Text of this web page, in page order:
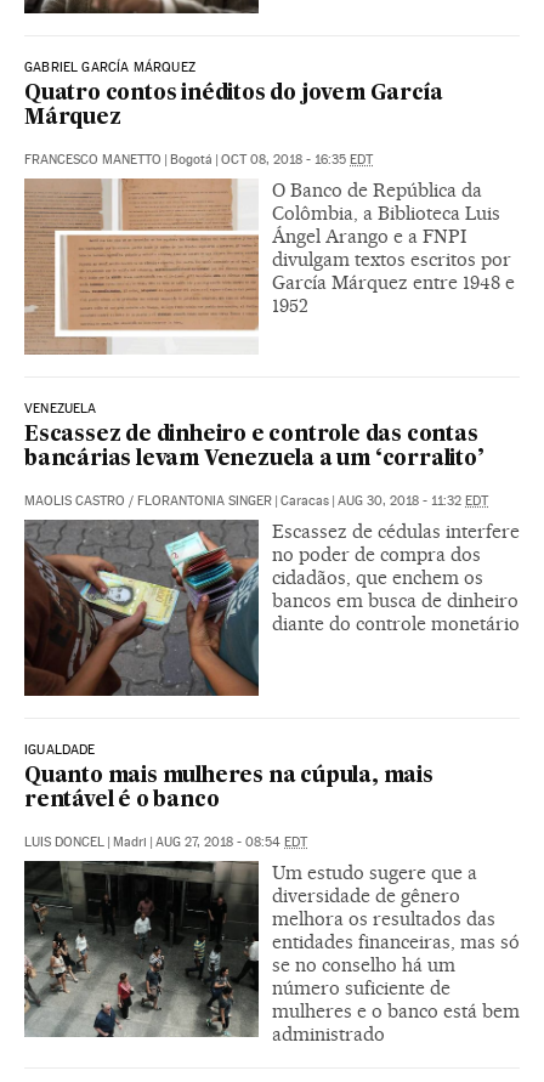
GABRIEL GARCÍA MÁRQUEZ
Quatro contos inéditos do jovem García
Márquez
FRANCESCO MANETTO | Bogotá | OCT 08, 2018 - 16:35 EDT
O Banco de República da
Colômbia, a Biblioteca Luis
Ángel Arango e a FNPI
divulgam textos escritos por
García Márquez entre 1948 e
1952
VENEZUELA
Escassez de dinheiro e controle das contas
bancárias levam Venezuela a um ‘corralito’
MAOLIS CASTRO / FLORANTONIA SINGER | Caracas | AUG 30, 2018 - 11:32 EDT
Escassez de cédulas interfere
no poder de compra dos
cidadãos, que enchem os
bancos em busca de dinheiro
diante do controle monetário
IGUALDADE
Quanto mais mulheres na cúpula, mais
rentável é o banco
LUIS DONCEL | Madri | AUG 27, 2018 - 08:54 EDT
Um estudo sugere que a
diversidade de gênero
melhora os resultados das
entidades financeiras, mas só
se no conselho há um
número suficiente de
mulheres e o banco está bem
administrado